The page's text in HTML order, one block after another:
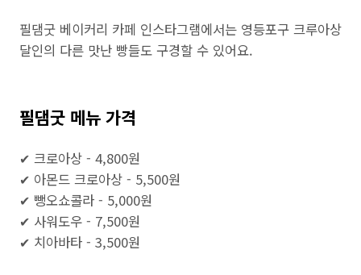
필댐굿 베이커리 카페 인스타그램에서는 영등포구 크루아상
달인의 다른 맛난 빵들도 구경할 수 있어요.
필댐굿 메뉴 가격
✔ 크로아상 - 4,800원
✔ 아몬드 크로아상 - 5,500원
✔ 뺑오쇼콜라 - 5,000원
✔ 사워도우 - 7,500원
✔ 치아바타 - 3,500원